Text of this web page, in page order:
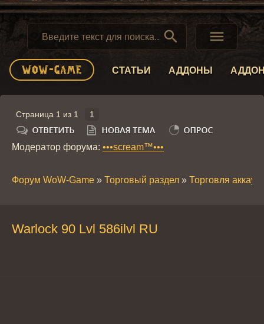
 
СТАТЬИ АДДОНЫ
Страница 1 из 1 1
Модератор форума: •••scream™•••
Форум WoW-Game » Торговый раздел » Торговля
Warlock 90 Lvl 586ilvl RU